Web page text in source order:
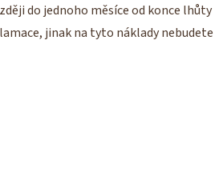
do jednoho měsíce od konce lhůty
jinak na tyto náklady nebudete